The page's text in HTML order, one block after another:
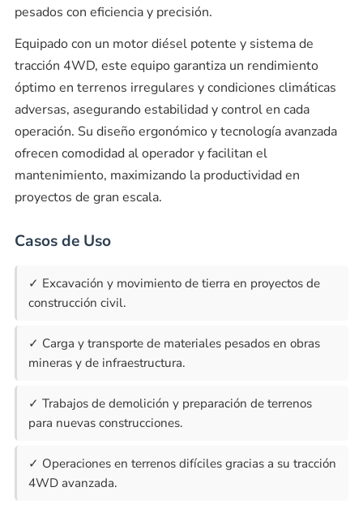
pesados con eficiencia y precisión.
Equipado con un motor diésel potente y sistema de
tracción 4WD, este equipo garantiza un rendimiento
óptimo en terrenos irregulares y condiciones climáticas
adversas, asegurando estabilidad y control en cada
operación. Su diseño ergonómico y tecnología avanzada
ofrecen comodidad al operador y facilitan el
mantenimiento, maximizando la productividad en
proyectos de gran escala.
Casos de Uso
✓ Excavación y movimiento de tierra en proyectos de
construcción civil.
✓ Carga y transporte de materiales pesados en obras
mineras y de infraestructura.
✓ Trabajos de demolición y preparación de terrenos
para nuevas construcciones.
✓ Operaciones en terrenos difíciles gracias a su tracción
4WD avanzada.